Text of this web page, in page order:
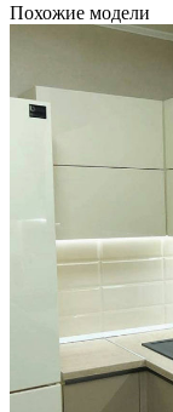
Похожие модели